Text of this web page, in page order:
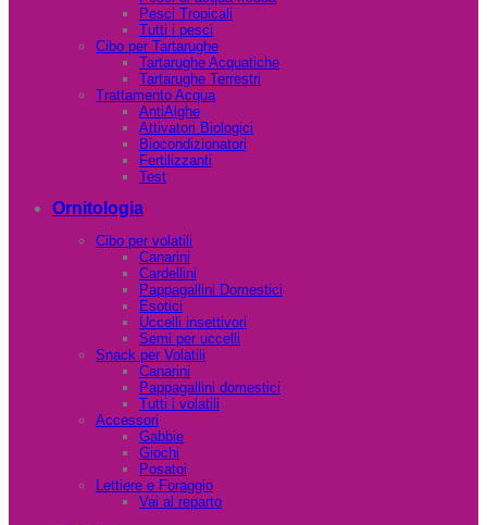
Pesci Tropicali
Tutti i pesci
Cibo per Tartarughe
Tartarughe Acquatiche
Tartarughe Terrestri
Trattamento Acqua
AntiAlghe
Attivatori Biologici
Biocondizionatori
Fertilizzanti
Test
Ornitologia
Cibo per volatili
Canarini
Cardellini
Pappagallini Domestici
Esotici
Uccelli insettivori
Semi per uccelli
Snack per Volatili
Canarini
Pappagallini domestici
Tutti i volatili
Accessori
Gabbie
Giochi
Posatoi
Lettiere e Foraggio
Vai al reparto